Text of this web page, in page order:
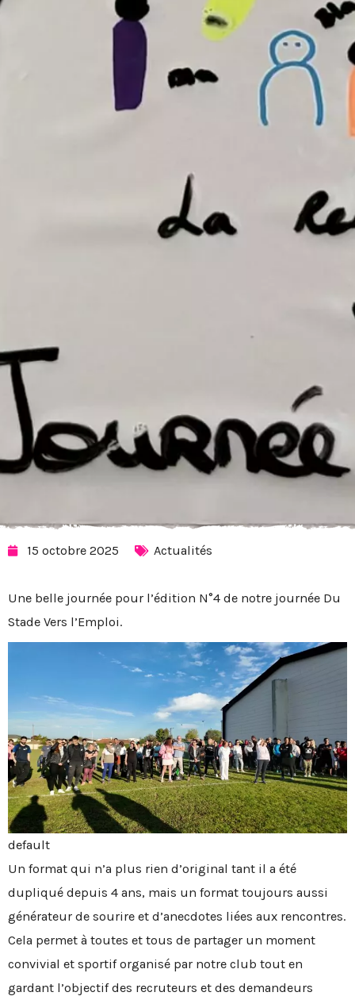
15 octobre 2025 Actualités
Une belle journée pour l’édition N°4 de notre journée Du
Stade Vers l’Emploi.
default
Un format qui n’a plus rien d’original tant il a été
dupliqué depuis 4 ans, mais un format toujours aussi
générateur de sourire et d’anecdotes liées aux rencontres.
Cela permet à toutes et tous de partager un moment
convivial et sportif organisé par notre club tout en
gardant l’objectif des recruteurs et des demandeurs